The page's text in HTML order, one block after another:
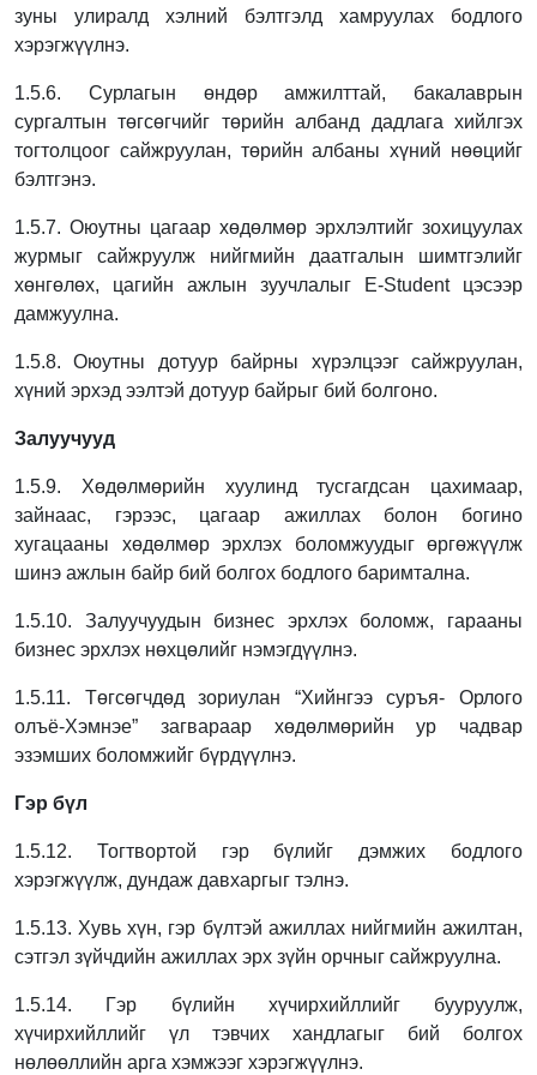
зуны улиралд хэлний бэлтгэлд хамруулах бодлого
хэрэгжүүлнэ.
1.5.6. Сурлагын өндөр амжилттай, бакалаврын
сургалтын төгсөгчийг төрийн албанд дадлага хийлгэх
тогтолцоог сайжруулан, төрийн албаны хүний нөөцийг
бэлтгэнэ.
1.5.7. Оюутны цагаар хөдөлмөр эрхлэлтийг зохицуулах
журмыг сайжруулж нийгмийн даатгалын шимтгэлийг
хөнгөлөх, цагийн ажлын зуучлалыг E-Student цэсээр
дамжуулна.
1.5.8. Оюутны дотуур байрны хүрэлцээг сайжруулан,
хүний эрхэд ээлтэй дотуур байрыг бий болгоно.
Залуучууд
1.5.9. Хөдөлмөрийн хуулинд тусгагдсан цахимаар,
зайнаас, гэрээс, цагаар ажиллах болон богино
хугацааны хөдөлмөр эрхлэх боломжуудыг өргөжүүлж
шинэ ажлын байр бий болгох бодлого баримтална.
1.5.10. Залуучуудын бизнес эрхлэх боломж, гарааны
бизнес эрхлэх нөхцөлийг нэмэгдүүлнэ.
1.5.11. Төгсөгчдөд зориулан “Хийнгээ суръя- Орлого
олъё-Хэмнэе” загвараар хөдөлмөрийн ур чадвар
эзэмших боломжийг бүрдүүлнэ.
Гэр бүл
1.5.12. Тогтвортой гэр бүлийг дэмжих бодлого
хэрэгжүүлж, дундаж давхаргыг тэлнэ.
1.5.13. Хувь хүн, гэр бүлтэй ажиллах нийгмийн ажилтан,
сэтгэл зүйчдийн ажиллах эрх зүйн орчныг сайжруулна.
1.5.14. Гэр бүлийн хүчирхийллийг бууруулж,
хүчирхийллийг үл тэвчих хандлагыг бий болгох
нөлөөллийн арга хэмжээг хэрэгжүүлнэ.